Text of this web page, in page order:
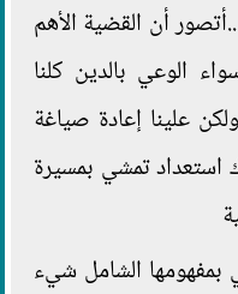
أن القضية الأهم
الوعي بالدين كلنا
علينا إعادة صياغة
استعداد تمشي بمسيرة
بمفهومها الشامل شيء